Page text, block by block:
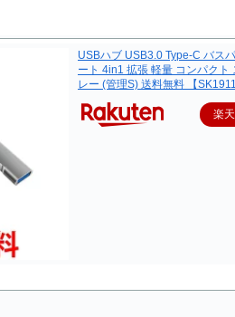
USBハブ USB3.0 Type-C バス
ート 4in1 拡張 軽量 コンパクト
レー (管理S) 送料無料 【
楽